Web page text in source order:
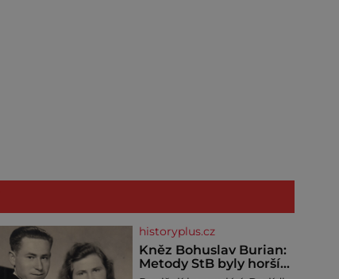
historyplus.cz
Kněz Bohuslav Burian:
Metody StB byly horší